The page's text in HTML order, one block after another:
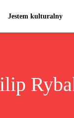
Jestem kulturalny